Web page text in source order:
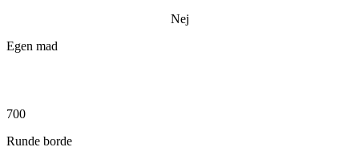
Nej
Egen mad
700
Runde borde